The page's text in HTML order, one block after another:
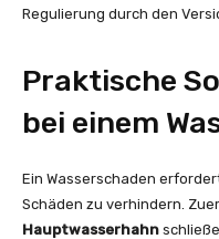
Regulierung durch den
Praktische
bei einem
Ein Wasserschaden
Schäden zu verhindern.
Hauptwasserhahn